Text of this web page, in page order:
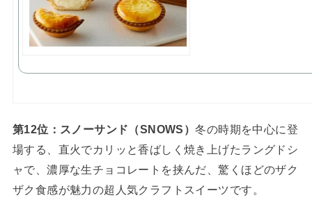
第12位：スノーサンド（SNOWS）冬の時期を中心に登
場する、直火でカリッと香ばしく焼き上げたラングドシ
ャで、濃厚な生チョコレートを挟んだ、驚くほどのザク
ザク食感が魅力の超人気クラフトスイーツです。